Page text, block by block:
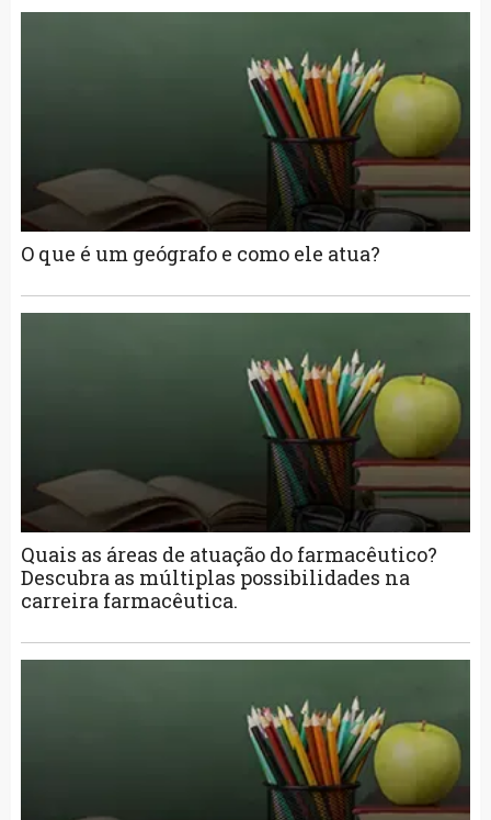
O que é um geógrafo e como ele atua?
Quais as áreas de atuação do farmacêutico?
Descubra as múltiplas possibilidades na
carreira farmacêutica.